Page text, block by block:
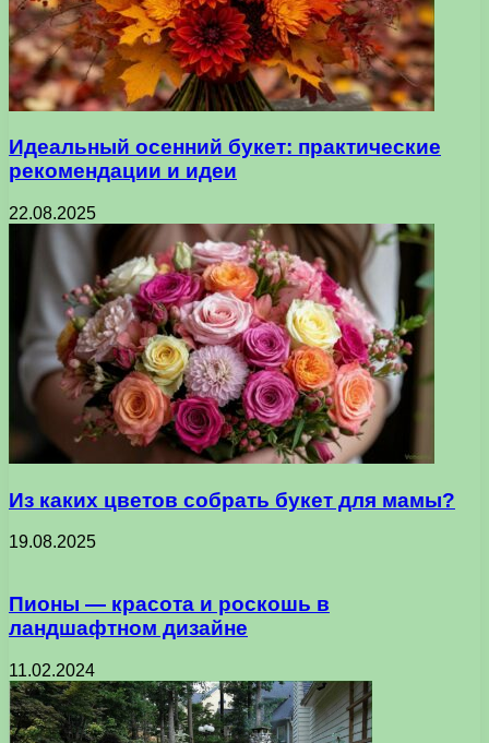
Идеальный осенний букет: практические
рекомендации и идеи
22.08.2025
Из каких цветов собрать букет для мамы?
19.08.2025
Пионы — красота и роскошь в
ландшафтном дизайне
11.02.2024